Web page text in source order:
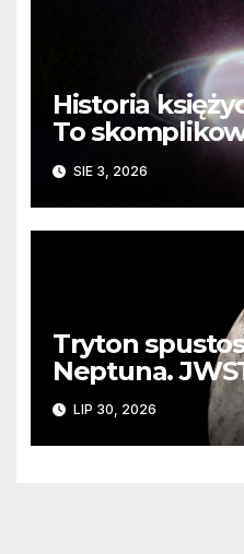
Historia
To
SIE 3, 2026
Tryton
Neptuna.
ślady
zaginionego
LIP 30, 2026